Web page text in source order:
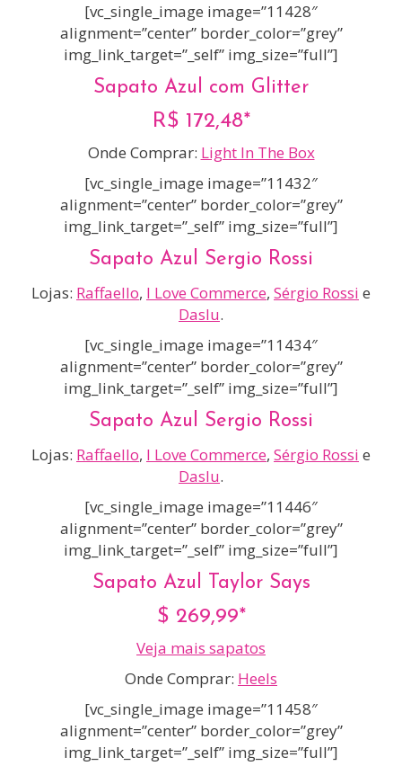
[vc_single_image image=”11428″
alignment=”center” border_color=”grey”
img_link_target=”_self” img_size=”full”]
Sapato Azul com Glitter
R$ 172,48*
Onde Comprar: Light In The Box
[vc_single_image image=”11432″
alignment=”center” border_color=”grey”
img_link_target=”_self” img_size=”full”]
Sapato Azul Sergio Rossi
Lojas: Raffaello, I Love Commerce, Sérgio Rossi e
Daslu.
[vc_single_image image=”11434″
alignment=”center” border_color=”grey”
img_link_target=”_self” img_size=”full”]
Sapato Azul Sergio Rossi
Lojas: Raffaello, I Love Commerce, Sérgio Rossi e
Daslu.
[vc_single_image image=”11446″
alignment=”center” border_color=”grey”
img_link_target=”_self” img_size=”full”]
Sapato Azul Taylor Says
$ 269,99*
Veja mais sapatos
Onde Comprar: Heels
[vc_single_image image=”11458″
alignment=”center” border_color=”grey”
img_link_target=”_self” img_size=”full”]